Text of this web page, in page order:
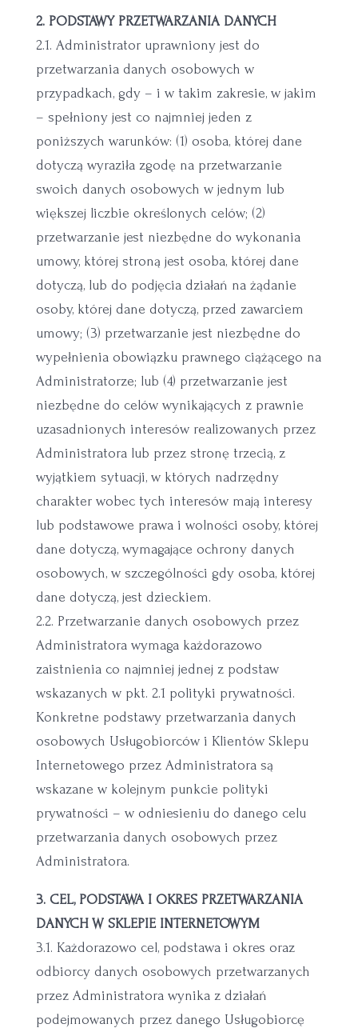
2. PODSTAWY PRZETWARZANIA DANYCH
2.1. Administrator uprawniony jest do
przetwarzania danych osobowych w
przypadkach, gdy – i w takim zakresie, w jakim
– spełniony jest co najmniej jeden z
poniższych warunków: (1) osoba, której dane
dotyczą wyraziła zgodę na przetwarzanie
swoich danych osobowych w jednym lub
większej liczbie określonych celów; (2)
przetwarzanie jest niezbędne do wykonania
umowy, której stroną jest osoba, której dane
dotyczą, lub do podjęcia działań na żądanie
osoby, której dane dotyczą, przed zawarciem
umowy; (3) przetwarzanie jest niezbędne do
wypełnienia obowiązku prawnego ciążącego na
Administratorze; lub (4) przetwarzanie jest
niezbędne do celów wynikających z prawnie
uzasadnionych interesów realizowanych przez
Administratora lub przez stronę trzecią, z
wyjątkiem sytuacji, w których nadrzędny
charakter wobec tych interesów mają interesy
lub podstawowe prawa i wolności osoby, której
dane dotyczą, wymagające ochrony danych
osobowych, w szczególności gdy osoba, której
dane dotyczą, jest dzieckiem.
2.2. Przetwarzanie danych osobowych przez
Administratora wymaga każdorazowo
zaistnienia co najmniej jednej z podstaw
wskazanych w pkt. 2.1 polityki prywatności.
Konkretne podstawy przetwarzania danych
osobowych Usługobiorców i Klientów Sklepu
Internetowego przez Administratora są
wskazane w kolejnym punkcie polityki
prywatności – w odniesieniu do danego celu
przetwarzania danych osobowych przez
Administratora.
3. CEL, PODSTAWA I OKRES PRZETWARZANIA
DANYCH W SKLEPIE INTERNETOWYM
3.1. Każdorazowo cel, podstawa i okres oraz
odbiorcy danych osobowych przetwarzanych
przez Administratora wynika z działań
podejmowanych przez danego Usługobiorcę